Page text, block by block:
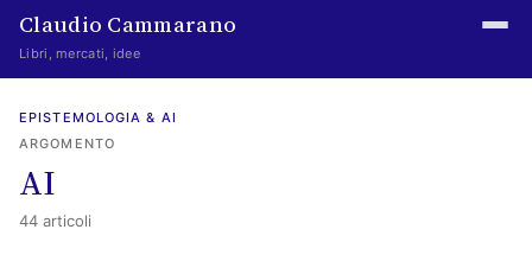
Claudio Cammarano
Libri, mercati, idee
Home
Curated
EPISTEMOLOGIA & AI
ARGOMENTO
AI
44 articoli